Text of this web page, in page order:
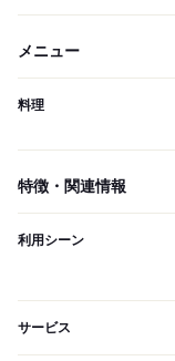
メニュー
料理
特徴・関連情報
利用シーン
サービス